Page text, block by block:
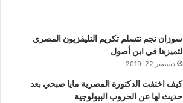
سوزان نجم تتسلم تكريم التليفزيون المصري
لتميزها في ابن أصول
ديسمبر 22, 2019
كيف اختفت الدكتورة المصرية مايا صبحي بعد
حديث لها عن الحروب البيولوجية